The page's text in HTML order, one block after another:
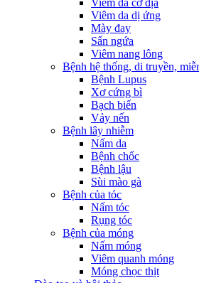
Viêm da dị ứng
Mày đay
Sẩn ngứa
Viêm nang lông
Bệnh hệ thống, di truyền,
Bệnh Lupus
Xơ cứng bì
Bạch biến
Vảy nến
Bệnh lây nhiễm
Nấm da
Bệnh chốc
Bệnh lậu
Sùi mào gà
Bệnh của tóc
Nấm tóc
Rụng tóc
Bệnh của móng
Nấm móng
Viêm quanh móng
Móng chọc thịt